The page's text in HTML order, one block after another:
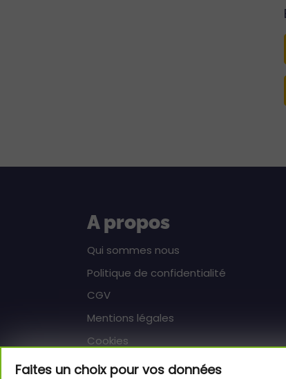
Faites un choix pour vos données
A propos
Qui sommes nous
Politique de confidentialité
CGV
Mentions légales
Cookies